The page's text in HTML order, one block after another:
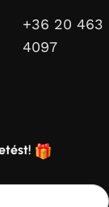
+36 20 463
4097